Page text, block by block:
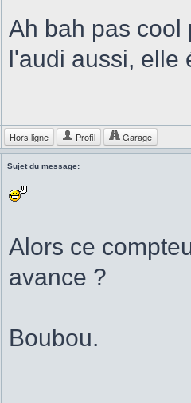
Ah bah pas
l'audi aussi, elle
Hors ligne Profil Garage
Sujet du message:
Alors ce
avance ?
Boubou.